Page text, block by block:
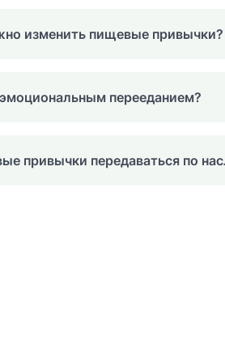
изменить пищевые привычки?
перееданием?
привычки передаваться по